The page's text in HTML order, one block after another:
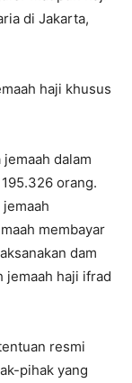
di Jakarta,
haji khusus
dalam
orang.
membayar
dam
jemaah haji ifrad
resmi
pihak yang